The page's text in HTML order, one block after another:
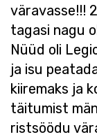
väravasse!!!
tagasi nagu
Nüüd oli
ja isu
kiiremaks ja
täitumist
ristsöödu